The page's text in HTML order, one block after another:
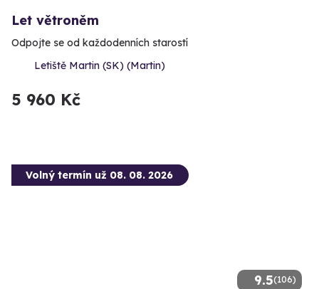
Let větroněm
Odpojte se od každodenních starostí
Letiště Martin (SK) (Martin)
5 960 Kč
9.5(106)
Volný termín už 08. 08. 2026